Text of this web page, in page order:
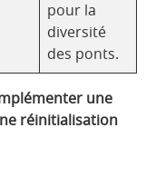
pour la
diversité
des ponts.
une
réinitialisation